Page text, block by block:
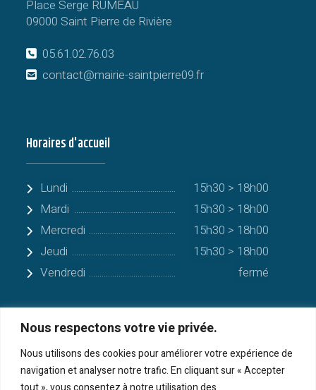
Nous respectons votre vie privée.
Nous utilisons des cookies pour améliorer votre expérience de
navigation et analyser notre trafic. En cliquant sur « Accepter
Place Serge RUMEAU
09000 Saint Pierre de Rivière
05.61.02.76.03
contact@mairie-saintpierre09.fr
Horaires d'accueil
Lundi
15h30 > 18h00
Mardi
15h30 > 18h00
Mercredi
15h30 > 18h00
Jeudi
15h30 > 18h00
Vendredi
fermé
Quelques communes alentours